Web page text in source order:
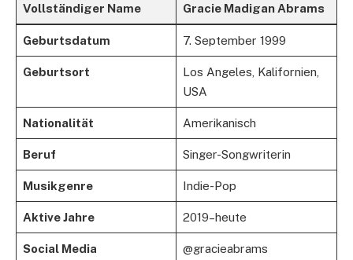
Vollständiger Name Gracie Madigan Abrams
Geburtsdatum 7. September 1999
Geburtsort
Los Angeles, Kalifornien,
USA
Nationalität Amerikanisch
Beruf Singer-Songwriterin
Musikgenre Indie-Pop
Aktive Jahre 2019–heute
Social Media
@gracieabrams